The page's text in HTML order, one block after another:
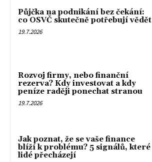
Půjčka na podnikání bez čekání:
co OSVČ skutečně potřebují vědět
19.7.2026
Rozvoj firmy, nebo finanční
rezerva? Kdy investovat a kdy
peníze raději ponechat stranou
19.7.2026
Jak poznat, že se vaše finance
blíží k problému? 5 signálů, které
lidé přecházejí